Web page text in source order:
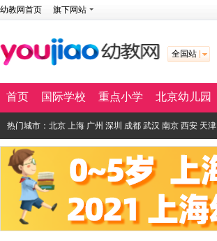
幼教网首页 旗下网站
全国站
首页 国际学校 重点小学 北京幼儿园
热门城市： 北京 上海 广州 深圳 成都 武汉 南京 西安 天津